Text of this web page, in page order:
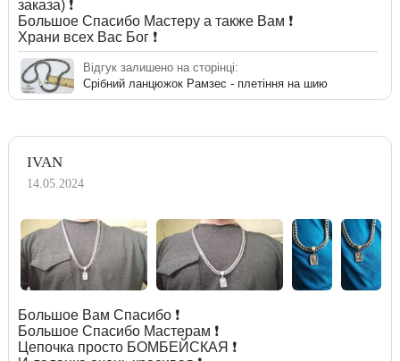
заказа) ❗️
Большое Спасибо Мастеру а также Вам ❗️
Храни всех Вас Бог ❗️
Відгук залишено на сторінці:
Срібний ланцюжок Рамзес - плетіння на шию
IVAN
14.05.2024
Большое Вам Спасибо ❗️
Большое Спасибо Мастерам ❗️
Цепочка просто БОМБЕЙСКАЯ ❗️